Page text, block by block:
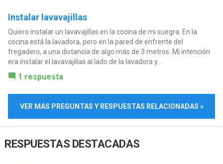
Instalar lavavajillas
Quiero instalar un lavavajillas en la cocina de mi suegra. En la
cocina está la lavadora, pero en la pared de enfrente del
fregadero, a una distancia de algo más de 3 metros. Mi intención
era instalar el lavavajillas al lado de la lavadora y...
1 respuesta
VER MÁS PREGUNTAS Y RESPUESTAS RELACIONADAS »
RESPUESTAS DESTACADAS